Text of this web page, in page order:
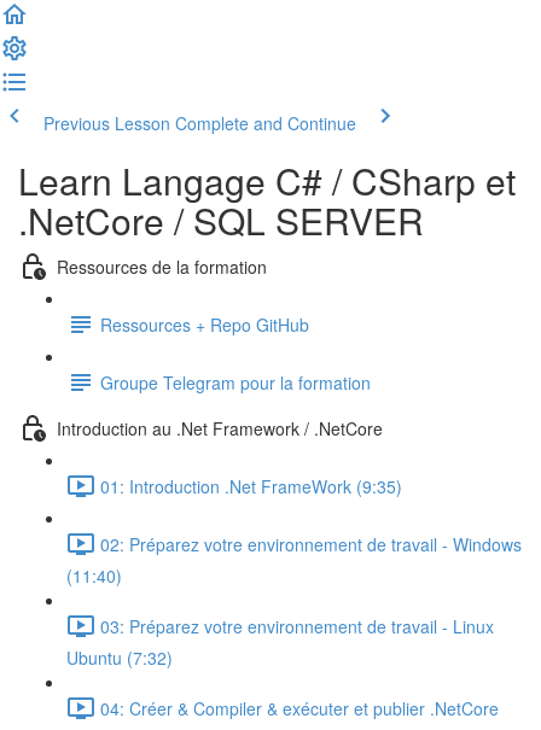
Previous Lesson Complete and Continue
Learn Langage C# / CSharp et
.NetCore / SQL SERVER
Ressources de la formation
Ressources + Repo GitHub
Groupe Telegram pour la formation
Introduction au .Net Framework / .NetCore
01: Introduction .Net FrameWork (9:35)
02: Préparez votre environnement de travail - Windows
(11:40)
03: Préparez votre environnement de travail - Linux
Ubuntu (7:32)
04: Créer & Compiler & exécuter et publier .NetCore